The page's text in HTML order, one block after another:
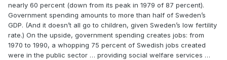
nearly 60 percent (down from its peak in 1979 of 87 percent).
Government spending amounts to more than half of Sweden’s
GDP. (And it doesn’t all go to children, given Sweden’s low fertility
rate.) On the upside, government spending creates jobs: from
1970 to 1990, a whopping 75 percent of Swedish jobs created
were in the public sector … providing social welfare services …